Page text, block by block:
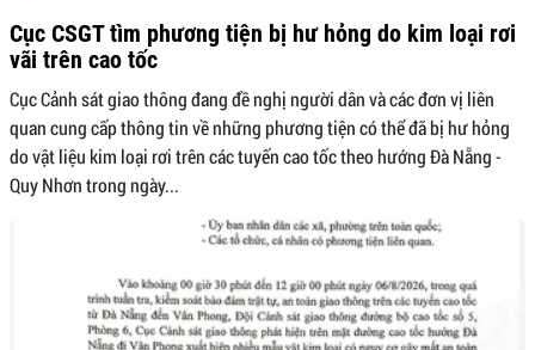
Cục CSGT tìm phương tiện bị hư hỏng do kim loại rơi
vãi trên cao tốc
Cục Cảnh sát giao thông đang đề nghị người dân và các đơn vị liên
quan cung cấp thông tin về những phương tiện có thể đã bị hư hỏng
do vật liệu kim loại rơi trên các tuyến cao tốc theo hướng Đà Nẵng -
Quy Nhơn trong ngày...